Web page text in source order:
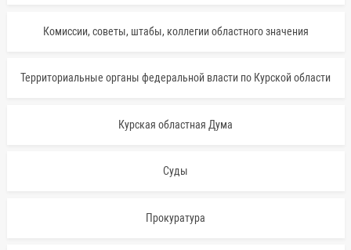
Комиссии, советы, штабы, коллегии областного значения
Территориальные органы федеральной власти по Курской области
Курская областная Дума
Суды
Прокуратура